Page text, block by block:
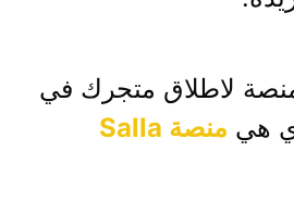
لاطلاق متجرك في
هي منصة Salla